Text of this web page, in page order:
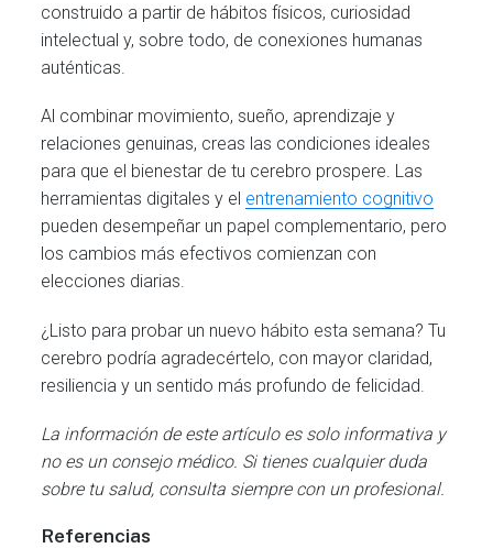
construido a partir de hábitos físicos, curiosidad
intelectual y, sobre todo, de conexiones humanas
auténticas.
Al combinar movimiento, sueño, aprendizaje y
relaciones genuinas, creas las condiciones ideales
para que el bienestar de tu cerebro prospere. Las
herramientas digitales y el entrenamiento cognitivo
pueden desempeñar un papel complementario, pero
los cambios más efectivos comienzan con
elecciones diarias.
¿Listo para probar un nuevo hábito esta semana? Tu
cerebro podría agradecértelo, con mayor claridad,
resiliencia y un sentido más profundo de felicidad.
La información de este artículo es solo informativa y
no es un consejo médico. Si tienes cualquier duda
sobre tu salud, consulta siempre con un profesional.
Referencias